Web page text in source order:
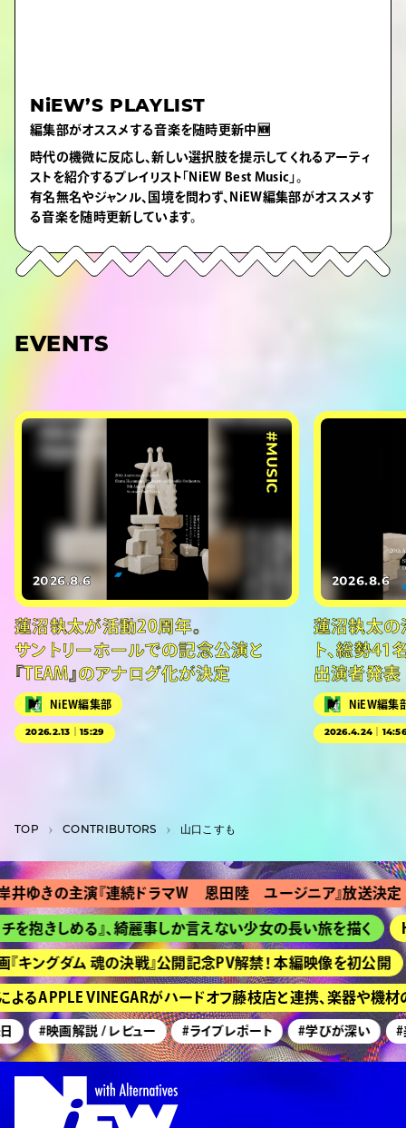
NiEW’S PLAYLIST
編集部がオススメする音楽を随時更新中🆕
時代の機微に反応し、新しい選択肢を提示してくれるアーティ
ストを紹介するプレイリスト「NiEW Best Music」。
有名無名やジャンル、国境を問わず、NiEW編集部がオススメす
る音楽を随時更新しています。
EVENTS
#MUSIC
2026.8.6
蓮沼執太が活動20周年。
サントリーホールでの記念公演と
『TEAM』のアナログ化が決定
NiEW編集部
2026.2.13｜15:29
2026.8.6
蓮沼執太の
ト、総勢41
出演者発表
NiEW編集
2026.4.24｜
TOP C­O­N­T­R­I­B­U­T­O­R­S 山口こすも
主演『連続ドラマＷ 恩田陸 ユージニア』放送決定 『Ｔ
める』、綺麗事しか言えない少女の長い旅を描く
ダム 魂の決戦』公開記念PV解禁！ 本編映像を初公開 京都
VINEGARがハードオフ藤枝店と連携、楽器や機材の買
#映画解説 / レビュー #ライブレポート #学びが深い #美術展